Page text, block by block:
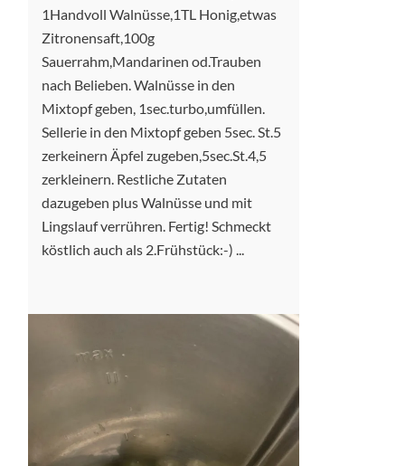
1Handvoll Walnüsse,1TL Honig,etwas
Zitronensaft,100g
Sauerrahm,Mandarinen od.Trauben
nach Belieben. Walnüsse in den
Mixtopf geben, 1sec.turbo,umfüllen.
Sellerie in den Mixtopf geben 5sec. St.5
zerkeinern Äpfel zugeben,5sec.St.4,5
zerkleinern. Restliche Zutaten
dazugeben plus Walnüsse und mit
Lingslauf verrühren. Fertig! Schmeckt
köstlich auch als 2.Frühstück:-) ...